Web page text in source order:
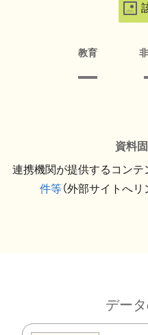
教育
資料
連携機関が提供するコンテ
件等（外部サイトへリ
デー